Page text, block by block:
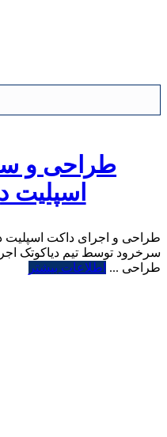
طراحی و
اسپلیت
طراحی و اجرای داکت اسپلیت
سرخرود توسط تیم دیاکوتک
طراحی ... اطلاعات بیشتر